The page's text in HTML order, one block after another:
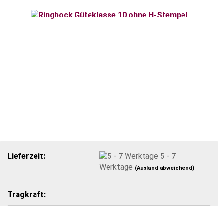
Lieferzeit:
5 - 7
Werktage (Ausland abweichend)
Tragkraft: